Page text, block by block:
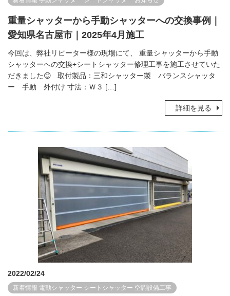
重量シャッターから手動シャッターへの交換事例｜
愛知県名古屋市｜2025年4月施工
今回は、弊社リピーター様の現場にて、 重量シャッターから手動
シャッターへの交換+シートシャッター修理工事を施工させていた
だきました😊 取付製品：三和シャッター製 バランスシャッタ
ー 手動 外付け 寸法：Ｗ３ […]
詳細を見る
2022/02/24
新着情報 電動シャッター シートシャッター 空調設備工事